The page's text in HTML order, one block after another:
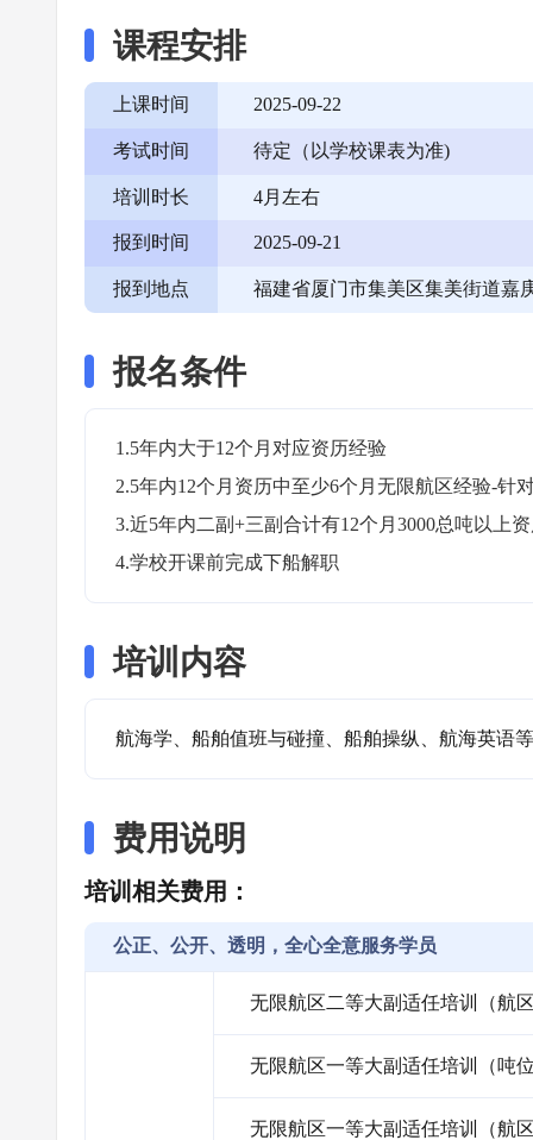
课程安排
上课时间 2025-09-22
考试时间 待定（以学校课表为准)
培训时长 4月左右
报到时间 2025-09-21
报到地点 福建省厦门市集美区集美街道嘉
报名条件
1.5年内大于12个月对应资历经验
2.5年内12个月资历中至少6个月无限航区经验-针
3.近5年内二副+三副合计有12个月3000总吨以上
4.学校开课前完成下船解职
培训内容
航海学、船舶值班与碰撞、船舶操纵、航海英语
费用说明
培训相关费用：
公正、公开、透明，全心全意服务学员
无限航区二等大副适任培训（航
无限航区一等大副适任培训（吨
无限航区一等大副适任培训（航